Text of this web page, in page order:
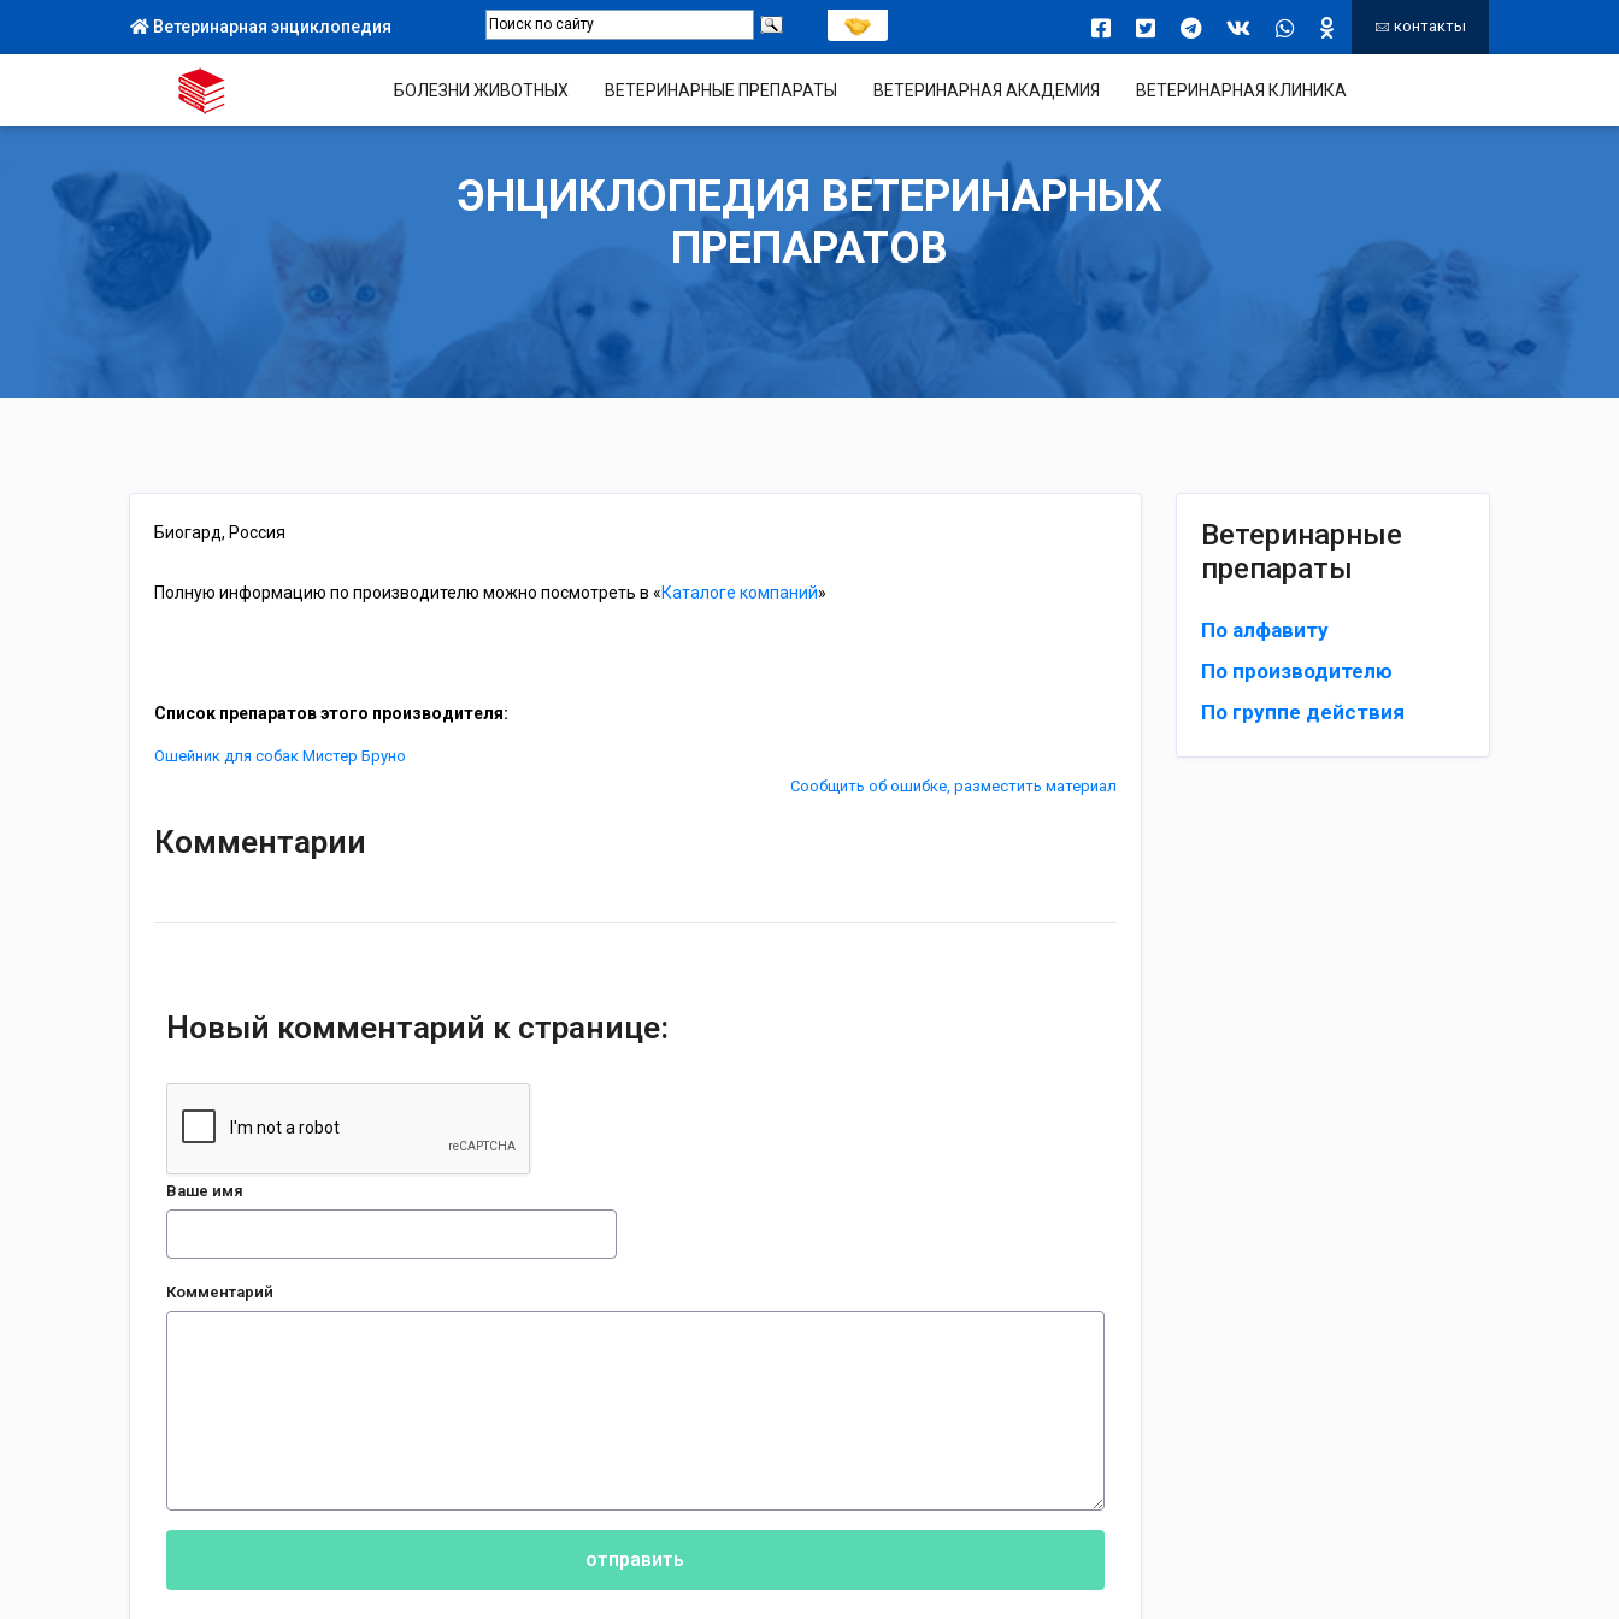
Ветеринарная энциклопедия контакты
БОЛЕЗНИ ЖИВОТНЫХ ВЕТЕРИНАРНЫЕ ПРЕПАРАТЫ ВЕТЕРИНАРНАЯ АКАДЕМИЯ ВЕТЕРИНАРНАЯ КЛИНИКА
ЭНЦИКЛОПЕДИЯ ВЕТЕРИНАРНЫХ
ПРЕПАРАТОВ
Биогард, Россия
Полную информацию по производителю можно посмотреть в «Каталоге компаний»
Список препаратов этого производителя:
Ошейник для собак Мистер Бруно
Сообщить об ошибке, разместить материал
Комментарии
Новый комментарий к странице:
Ваше имя
Комментарий
отправить
Ветеринарные
препараты
По алфавиту
По производителю
По группе действия